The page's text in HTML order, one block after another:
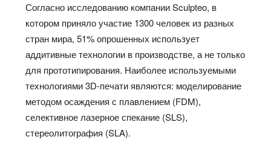
Согласно исследованию компании Sculpteo, в
котором приняло участие 1300 человек из разных
стран мира, 51% опрошенных использует
аддитивные технологии в производстве, а не только
для прототипирования. Наиболее используемыми
технологиями 3D-печати являются: моделирование
методом осаждения с плавлением (FDM),
селективное лазерное спекание (SLS),
стереолитография (SLA).